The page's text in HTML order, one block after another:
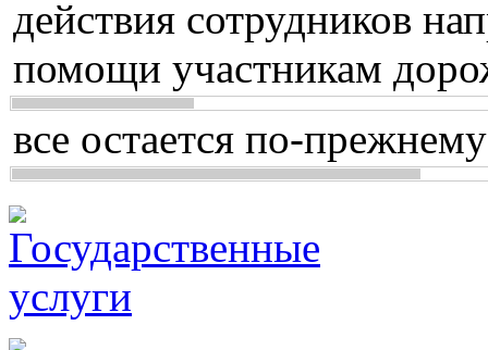
действия сотрудников
помощи участникам
все остается по-